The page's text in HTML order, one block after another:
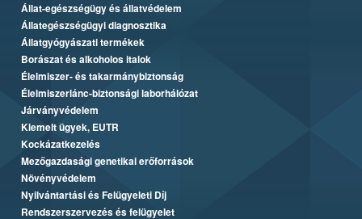
Állat-egészségügy és állatvédelem
Állategészségügyi diagnosztika
Állatgyógyászati termékek
Borászat és alkoholos italok
Élelmiszer- és takarmánybiztonság
Élelmiszerlánc-biztonsági laborhálózat
Járványvédelem
Kiemelt ügyek, EUTR
Kockázatkezelés
Mezőgazdasági genetikai erőforrások
Növényvédelem
Nyilvántartási és Felügyeleti Díj
Rendszerszervezés és felügyelet